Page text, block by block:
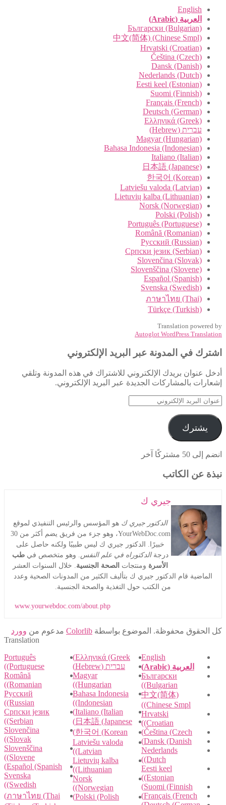
English
العربية (Arabic)
Български (Bulgarian)
中文(简体) (Chinese Smpl)
Hrvatski (Croatian)
Čeština (Czech)
Dansk (Danish)
Nederlands (Dutch)
Eesti keel (Estonian)
Suomi (Finnish)
Français (French)
Deutsch (German)
Ελληνικά (Greek)
עברית (Hebrew)
Magyar (Hungarian)
Bahasa Indonesia (Indonesian)
Italiano (Italian)
日本語 (Japanese)
한국어 (Korean)
Latviešu valoda (Latvian)
Lietuvių kalba (Lithuanian)
Norsk (Norwegian)
Polski (Polish)
Português (Portuguese)
Română (Romanian)
Русский (Russian)
Cрпски језик (Serbian)
Slovenčina (Slovak)
Slovenščina (Slovene)
Español (Spanish)
Svenska (Swedish)
ภาษาไทย (Thai)
Türkçe (Turkish)
Translation powered by
Autoglot WordPress Translation
اشترك في المدونة عبر البريد الإلكتروني
أدخل عنوان بريدك الإلكتروني للاشتراك في هذه المدونة وتلقي
إشعارات بالمشاركات الجديدة عبر البريد الإلكتروني.
عنوان
الإلكتروني
يشترك
انضم إلى 50 مشتركًا آخر
نبذة عن الكاتب
جيري ك
الدكتور جيري ك هو المؤسس والرئيس التنفيذي لموقع
YourWebDoc.com، وهو جزء من فريق يضم أكثر من 30
خبيرًا. الدكتور جيري ك ليس طبيبًا ولكنه حاصل على
درجةالدكتوراه في علم النفس . وهو متخصص في طب
الأسرة ومنتجات الصحة الجنسية . خلال السنوات العشر
الماضية قام الدكتور جيري ك بتأليف الكثير من المدونات الصحية وعدد
من الكتب حول التغذية والصحة الجنسية.
www.yourwebdoc.com/about.php
كل الحقوق محفوظة. الموضوع بواسطة Colorlib مدعوم من وورد
Translation
English
العربية (Arabic)
Български
(Bulgarian)
中文(简体)
(Chinese Smpl)
Hrvatski
(Croatian)
Čeština (Czech)
Dansk (Danish)
Nederlands
(Dutch)
Eesti keel
(Estonian)
Suomi (Finnish)
Français (French)
Ελληνικά (Greek)
עברית (Hebrew)
Magyar
(Hungarian)
Bahasa Indonesia
(Indonesian)
Italiano (Italian)
日本語 (Japanese)
한국어 (Korean)
Latviešu valoda
(Latvian)
Lietuvių kalba
(Lithuanian)
Norsk
(Norwegian)
Polski (Polish)
Português
(Portuguese)
Română
(Romanian)
Русский
(Russian)
Cрпски језик
(Serbian)
Slovenčina
(Slovak)
Slovenščina
(Slovene)
Español (Spanish)
Svenska
(Swedish)
ภาษาไทย (Thai)